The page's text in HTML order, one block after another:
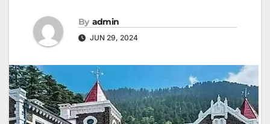
By admin
JUN 29, 2024